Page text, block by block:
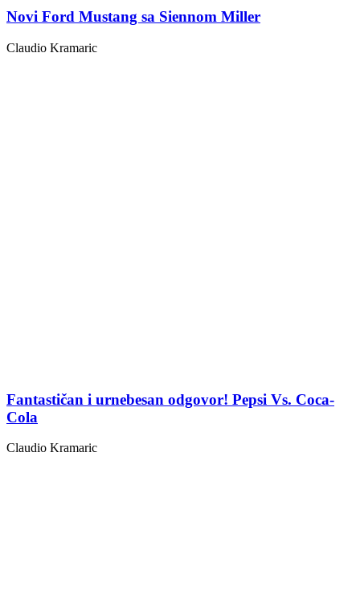
Novi Ford Mustang sa Siennom Miller
Claudio Kramaric
Fantastičan i urnebesan odgovor! Pepsi Vs. Coca-
Cola
Claudio Kramaric